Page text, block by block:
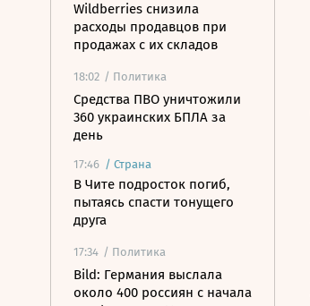
Wildberries снизила
расходы продавцов при
продажах с их складов
18:02 / Политика
Средства ПВО уничтожили
360 украинских БПЛА за
день
17:46 / Страна
В Чите подросток погиб,
пытаясь спасти тонущего
друга
17:34 / Политика
Bild: Германия выслала
около 400 россиян с начала